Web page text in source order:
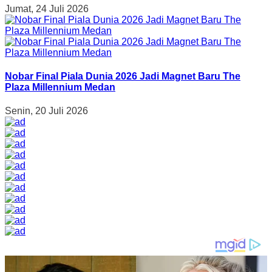
Jumat, 24 Juli 2026
Nobar Final Piala Dunia 2026 Jadi Magnet Baru The
Plaza Millennium Medan
Senin, 20 Juli 2026